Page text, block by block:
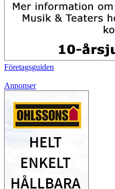
Företagsguiden
Annonser